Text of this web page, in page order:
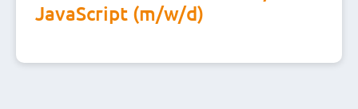
JavaScript (m/w/d)